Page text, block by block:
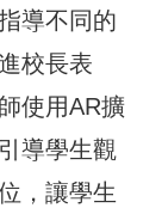
導不同的
校長表
使用AR擴
導學生觀
，讓學生